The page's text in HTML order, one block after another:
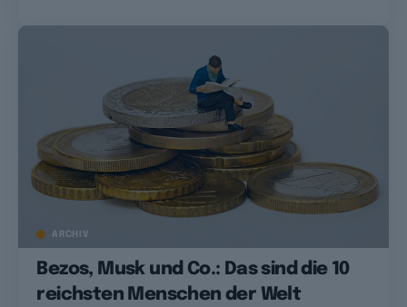
ARCHIV
Bezos, Musk und Co.: Das sind die 10
reichsten Menschen der Welt